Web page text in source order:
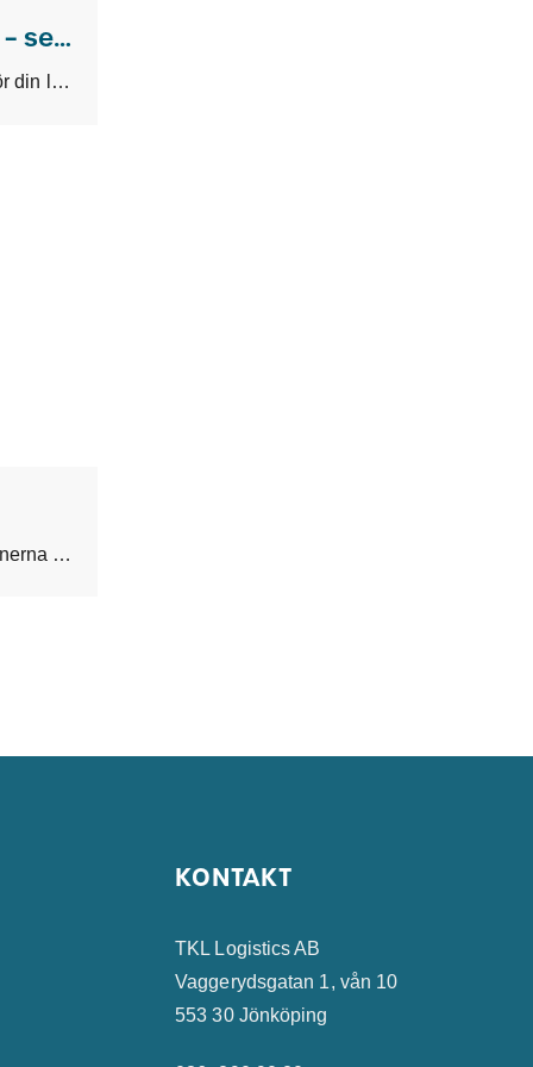
Uppdatering kring omvärldsläget – september 2025
Vi vet att en osäker omvärld innebär utmaningar för din logistik. Därför håller vi på
Dags för en ny uppdatering om de senaste funktionerna och förbättringarna av TKL Dispatch.
KONTAKT
TKL Logistics AB
Vaggerydsgatan 1, vån 10
553 30 Jönköping